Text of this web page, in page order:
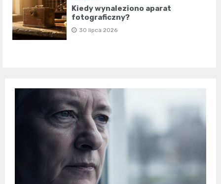
Kiedy wynaleziono aparat
fotograficzny?
30 lipca 2026